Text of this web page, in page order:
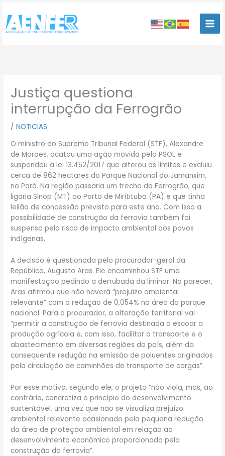
para
conteúdo
Justiça questiona
interrupção da Ferrogrão
/NOTICIAS
O ministro do Supremo Tribunal Federal (STF), Alexandre
de Moraes, acatou uma ação movida pelo PSOL e
suspendeu a lei 13.452/2017 que alterou os limites e excluiu
cerca de 862 hectares do Parque Nacional do Jamanxim,
no Pará. Na região passaria um trecho da Ferrogrão, que
ligaria Sinop (MT) ao Porto de Miritituba (PA) e que tinha
leilão de concessão previsto para este ano. Com isso a
possibilidade de construção da ferrovia também foi
suspensa pelo risco de impacto ambiental aos povos
indígenas.
A decisão é questionada pelo procurador-geral da
República, Augusto Aras. Ele encaminhou STF uma
manifestação pedindo a derrubada da liminar. No parecer,
Aras afirmou que não haverá “prejuízo ambiental
relevante” com a redução de 0,054% na área do parque
nacional. Para o procurador, a alteração territorial vai
“permitir a construção de ferrovia destinada a escoar a
produção agrícola e, com isso, facilitar o transporte e o
abastecimento em diversas regiões do país, além da
consequente redução na emissão de poluentes originados
pela circulação de caminhões de transporte de cargas”.
Por esse motivo, segundo ele, o projeto “não viola, mas, ao
contrário, concretiza o princípio do desenvolvimento
sustentável, uma vez que não se visualiza prejuízo
ambiental relevante ocasionado pela pequena redução
da área de proteção ambiental em relação ao
desenvolvimento econômico proporcionado pela
construção da ferrovia”.